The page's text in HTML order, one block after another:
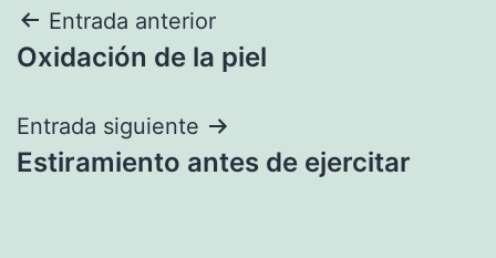
Navegación
de
entradas
Entrada anterior
Oxidación de la piel
Entrada siguiente
Estiramiento antes de ejercitar